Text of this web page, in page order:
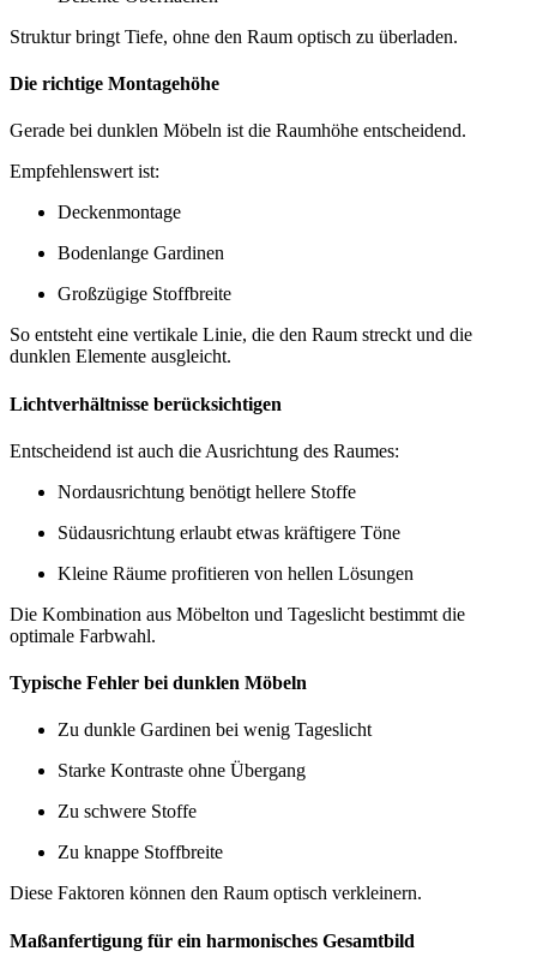
Struktur bringt Tiefe, ohne den Raum optisch zu überladen.
Die richtige Montagehöhe
Gerade bei dunklen Möbeln ist die Raumhöhe entscheidend.
Empfehlenswert ist:
Deckenmontage
Bodenlange Gardinen
Großzügige Stoffbreite
So entsteht eine vertikale Linie, die den Raum streckt und die
dunklen Elemente ausgleicht.
Lichtverhältnisse berücksichtigen
Entscheidend ist auch die Ausrichtung des Raumes:
Nordausrichtung benötigt hellere Stoffe
Südausrichtung erlaubt etwas kräftigere Töne
Kleine Räume profitieren von hellen Lösungen
Die Kombination aus Möbelton und Tageslicht bestimmt die
optimale Farbwahl.
Typische Fehler bei dunklen Möbeln
Zu dunkle Gardinen bei wenig Tageslicht
Starke Kontraste ohne Übergang
Zu schwere Stoffe
Zu knappe Stoffbreite
Diese Faktoren können den Raum optisch verkleinern.
Maßanfertigung für ein harmonisches Gesamtbild